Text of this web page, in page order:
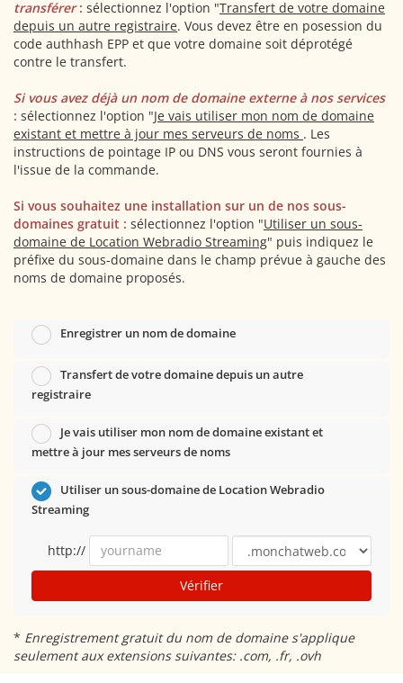
transférer: sélectionnez l'option "Transfert de votre domaine
depuis un autre registraire. Vous devez être en posession du
code authhash EPP et que votre domaine soit déprotégé
contre le transfert.
Si vous avez déjà un nom de domaine externe à nos services
: sélectionnez l'option "Je vais utiliser mon nom de domaine
existant et mettre à jour mes serveurs de noms . Les
instructions de pointage IP ou DNS vous seront fournies à
l'issue de la commande.
Si vous souhaitez une installation sur un de nos sous-
domaines gratuit : sélectionnez l'option "Utiliser un sous-
domaine de Location Webradio Streaming" puis indiquez le
préfixe du sous-domaine dans le champ prévue à gauche des
noms de domaine proposés.
Enregistrer un nom de domaine
Transfert de votre domaine depuis un autre
registraire
Je vais utiliser mon nom de domaine existant et
mettre à jour mes serveurs de noms
Utiliser un sous-domaine de Location Webradio
Streaming
http://
Vérifier
* Enregistrement gratuit du nom de domaine s'applique
seulement aux extensions suivantes: .com, .fr, .ovh